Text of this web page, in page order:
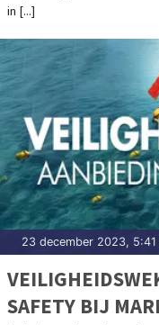
in [...]
23 december 2023, 5:41
SAFETY BIJ